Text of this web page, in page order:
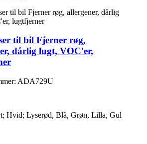
til bil Fjerner røg,
dårlig lugt, VOC'er,
ADA729U
Hvid; Lyserød, Blå, Grøn, Lilla, Gul